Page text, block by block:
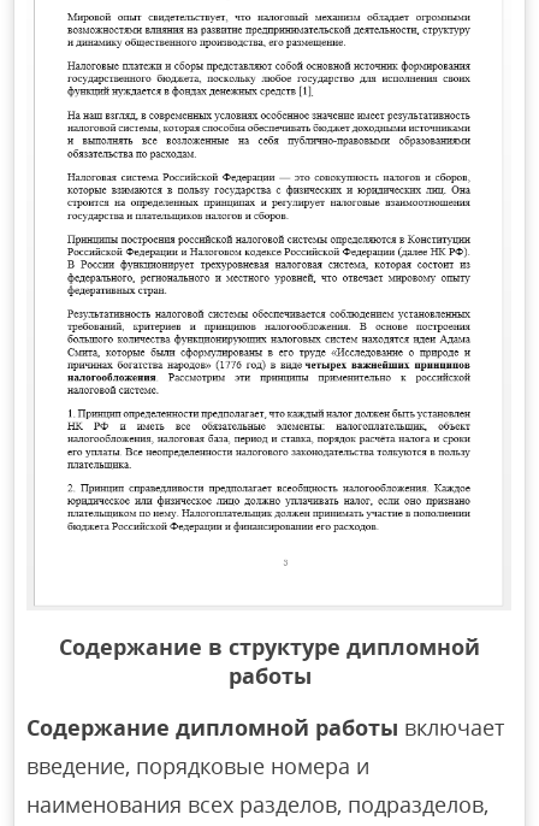
Содержание в структуре дипломной
работы
Содержание дипломной работы включает
введение, порядковые номера и
наименования всех разделов, подразделов,